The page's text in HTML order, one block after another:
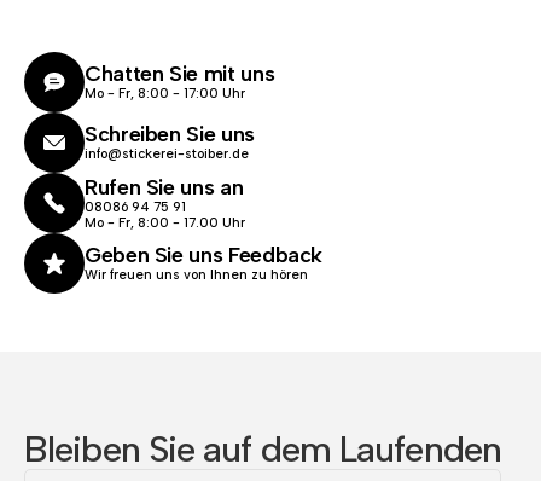
Chatten Sie mit uns
Mo - Fr, 8:00 - 17:00 Uhr
Schreiben Sie uns
info@stickerei-stoiber.de
Rufen Sie uns an
08086 94 75 91
Mo - Fr, 8:00 - 17.00 Uhr
Geben Sie uns Feedback
Wir freuen uns von Ihnen zu hören
Bleiben Sie auf dem Laufenden